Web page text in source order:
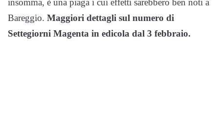
insomma, è una piaga i cui effetti sarebbero ben noti a
Bareggio. Maggiori dettagli sul numero di
Settegiorni Magenta in edicola dal 3 febbraio.